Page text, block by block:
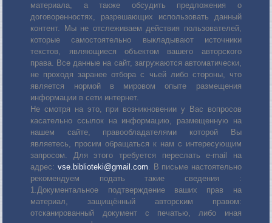
материала, а также обсудить предложения о
договоренностях, разрешающих использовать данный
контент. Мы не отслеживаем действия пользователей,
которые самостоятельно выкладывают источники
текстов, являющиеся объектом вашего авторского
права. Все данные на сайт, загружаются автоматически,
не проходя заранее отбора с чьей либо стороны, что
является нормой в мировом опыте размещения
информации в сети интернет.
Не смотря на это, при возникновении у Вас вопросов
касательно ссылок на информацию, размещенную на
нашем сайте, правообладателями которой Вы
являетесь, просим обращаться к нам с интересующим
запросом. Для этого требуется переслать е-mail на
адрес: vse.biblioteki@gmail.com. В письме настоятельно
рекомендуем подать такие сведения :
1.Документальное подтверждение ваших прав на
материал, защищённый авторским правом:
отсканированный документ с печатью, либо иная